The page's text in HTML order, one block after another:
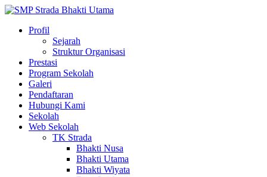
Profil
Sejarah
Struktur Organisasi
Prestasi
Program Sekolah
Galeri
Pendaftaran
Hubungi Kami
Sekolah
Web Sekolah
TK Strada
Bhakti Nusa
Bhakti Utama
Bhakti Wiyata